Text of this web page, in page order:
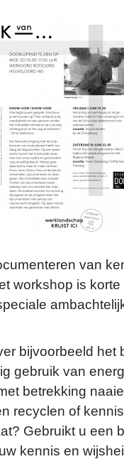
van
workshop is
bijvoorbeeld het
gebruik van
betrekking
recyclen of
Gebruikt u een
kennis en